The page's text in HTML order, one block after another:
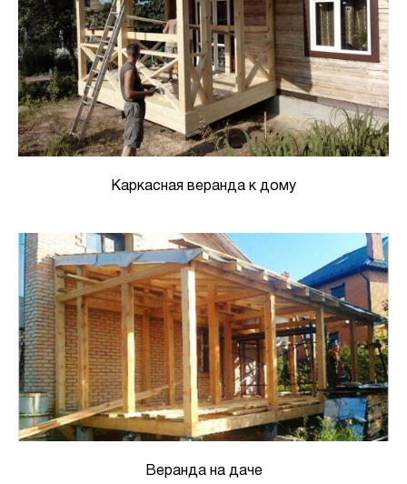
Каркасная веранда к дому
Веранда на даче